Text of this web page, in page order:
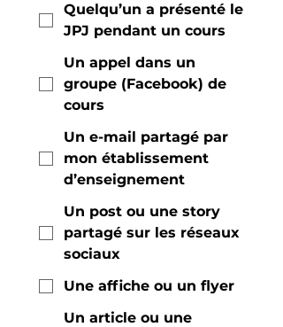
Quelqu’un a présenté le
JPJ pendant un cours
Un appel dans un
groupe (Facebook) de
cours
Un e-mail partagé par
mon établissement
d’enseignement
Un post ou une story
partagé sur les réseaux
sociaux
Une affiche ou un flyer
Un article ou une